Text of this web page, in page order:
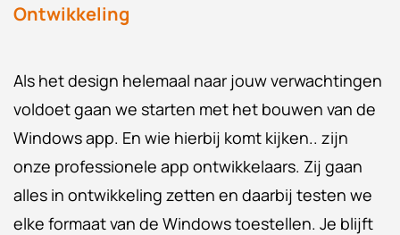
Ontwikkeling
Als het design helemaal naar jouw verwachtingen
voldoet gaan we starten met het bouwen van de
Windows app. En wie hierbij komt kijken.. zijn
onze professionele app ontwikkelaars. Zij gaan
alles in ontwikkeling zetten en daarbij testen we
elke formaat van de Windows toestellen. Je blijft